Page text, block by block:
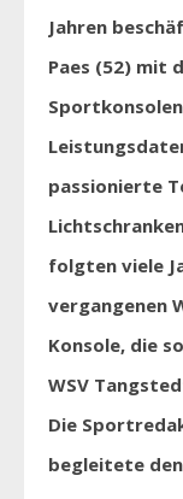
Jahren
Paes (52) mit
passionierte
folgten viele
vergangenen
Konsole, die
WSV
Die
begleitete